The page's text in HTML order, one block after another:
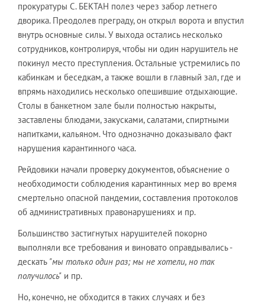
прокуратуры С. БЕКТАН полез через забор летнего
дворика. Преодолев преграду, он открыл ворота и впустил
внутрь основные силы. У выхода остались несколько
сотрудников, контролируя, чтобы ни один нарушитель не
покинул место преступления. Остальные устремились по
кабинкам и беседкам, а также вошли в главный зал, где и
впрямь находились несколько опешившие отдыхающие.
Столы в банкетном зале были полностью накрыты,
заставлены блюдами, закусками, салатами, спиртными
напитками, кальяном. Что однозначно доказывало факт
нарушения карантинного часа.
Рейдовики начали проверку документов, объяснение о
необходимости соблюдения карантинных мер во время
смертельно опасной пандемии, составления протоколов
об административных правонарушениях и пр.
Большинство застигнутых нарушителей покорно
выполняли все требования и виновато оправдывались -
дескать "мы только один раз; мы не хотели, но так
получилось" и пр.
Но, конечно, не обходится в таких случаях и без